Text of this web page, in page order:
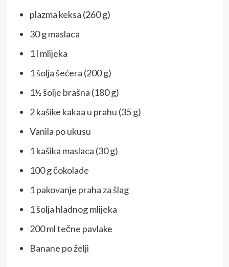
plazma keksa (260 g)
30 g maslaca
1 l mlijeka
1 šolja šećera (200 g)
1½ šolje brašna (180 g)
2 kašike kakaa u prahu (35 g)
Vanila po ukusu
1 kašika maslaca (30 g)
100 g čokolade
1 pakovanje praha za šlag
1 šolja hladnog mlijeka
200 ml tečne pavlake
Banane po želji